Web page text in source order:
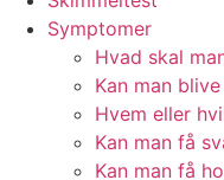
Symptomer
Hvad skal
Kan man
Hvem eller
Kan man få
Kan man få